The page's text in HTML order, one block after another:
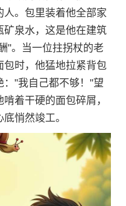
。包里装着他全部家
泉水，这是他在建筑
"。当一位拄拐杖的老
包时，他猛地拉紧背包
"我自己都不够！"望
着干硬的面包碎屑，
悄然竣工。